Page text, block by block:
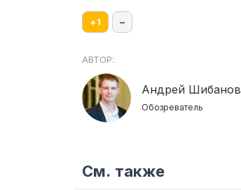
+1 –
АВТОР:
Андрей Шибанов
Обозреватель
См. также